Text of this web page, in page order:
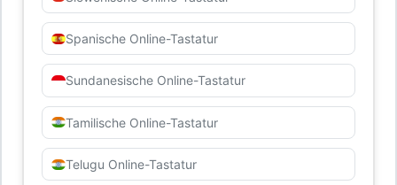
Spanische Online-Tastatur
Sundanesische Online-Tastatur
Tamilische Online-Tastatur
Telugu Online-Tastatur